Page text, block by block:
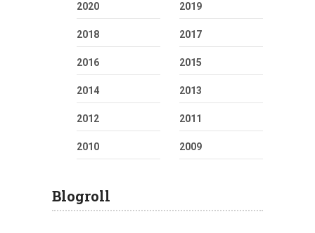
2020 2019
2018 2017
2016 2015
2014 2013
2012 2011
2010 2009
Blogroll